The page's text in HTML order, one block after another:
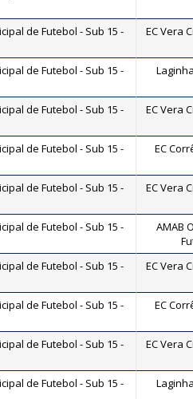
de Futebol - Sub 15 -
EC Vera
de Futebol - Sub 15 -
de Futebol - Sub 15 -
EC Vera
de Futebol - Sub 15 -
EC
de Futebol - Sub 15 -
EC Vera
de Futebol - Sub 15 -
AMAB
de Futebol - Sub 15 -
EC Vera
de Futebol - Sub 15 -
EC
de Futebol - Sub 15 -
EC Vera
de Futebol - Sub 15 -